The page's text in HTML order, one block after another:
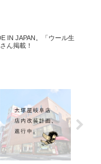
IN JAPAN。「ウール生
ん掲載！